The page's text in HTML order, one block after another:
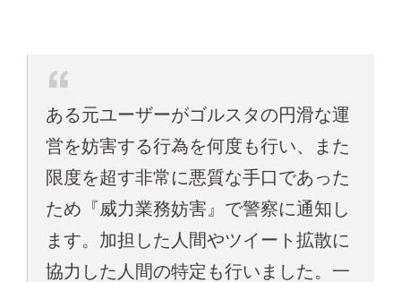
ある元ユーザーがゴルスタの円滑な運
営を妨害する行為を何度も行い、また
限度を超す非常に悪質な手口であった
ため『威力業務妨害』で警察に通知し
ます。加担した人間やツイート拡散に
協力した人間の特定も行いました。一